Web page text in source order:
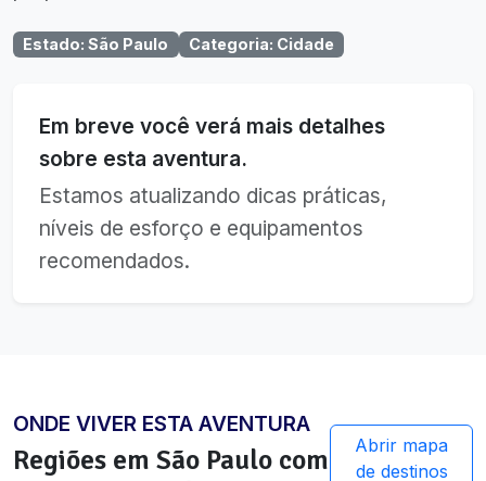
Estado:São Paulo Categoria: Cidade
Em breve você verá mais detalhes
sobre esta aventura.
Estamos atualizando dicas práticas,
níveis de esforço e equipamentos
recomendados.
ONDE VIVER ESTA AVENTURA
Regiões em São Paulo com
Abrir mapa
de destinos